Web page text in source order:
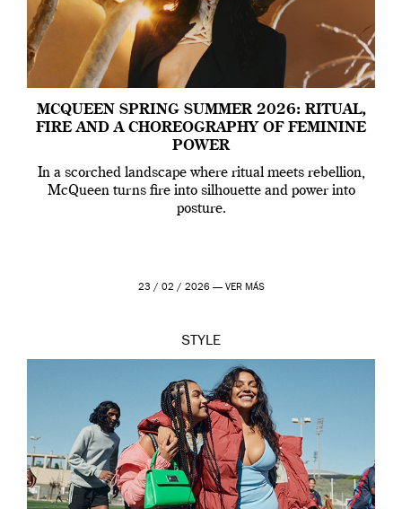
MCQUEEN SPRING SUMMER 2026: RITUAL,
FIRE AND A CHOREOGRAPHY OF FEMININE
POWER
In a scorched landscape where ritual meets rebellion,
McQueen turns fire into silhouette and power into
posture.
23 / 02 / 2026 — VER MÁS
STYLE